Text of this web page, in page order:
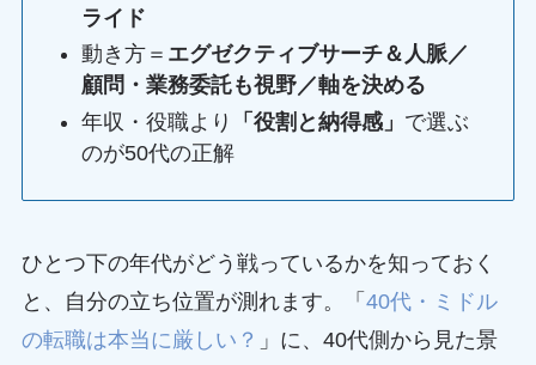
ライド
動き方＝ エグゼクティブサーチ＆人脈／
顧問・業務委託も視野／軸を決める
年収・役職より
「役割と納得感」 で選ぶ
のが50代の正解
ひとつ下の年代がどう戦っているかを知っておく
と、自分の立ち位置が測れます。「 40代・ミドル
の転職は本当に厳しい？ 」に、40代側から見た景